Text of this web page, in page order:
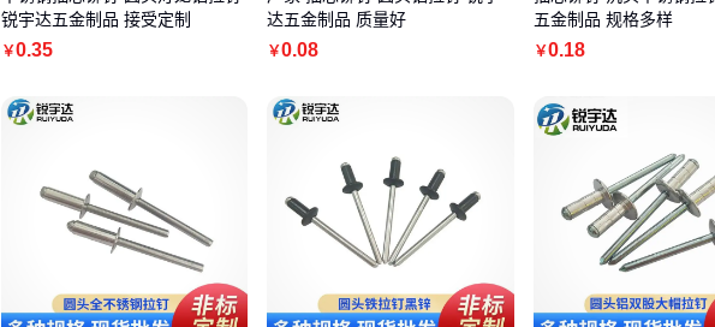
锐宇达五金制品 接受定制
￥0.35
达五金制品 质量好
￥0.08
五金制品 规格多样
￥0.18